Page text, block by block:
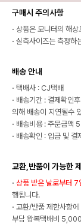
구매시 주의사항
· 상품은 모니터의 해
· 실측사이즈는 측정하
배송 안내
· 택배사 : CJ택배
· 배송기간 : 결제확인
의해 배송이 지연될수
· 배송비용 : 주문금액
· 배송확인 : 입금 및
교환,반품이 가능한
· 상품 받은 날로부터 7
행됩니다.
· 교환/반품 제한사항
부담 왕복택배비